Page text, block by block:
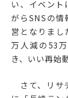
い、イベント
がらSNSの情
営となりま
万人減の53
き、いい再始
さて、リサ